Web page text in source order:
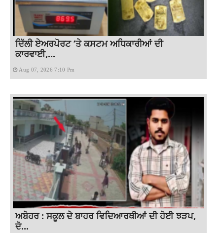
ਦਿੱਲੀ ਏਅਰਪੋਰਟ ‘ਤੇ ਕਸਟਮ ਅਧਿਕਾਰੀਆਂ ਦੀ
ਕਾਰਵਾਈ,...
Aug 07, 2026 7:10 Pm
ਅਬੋਹਰ : ਸਕੂਲ ਦੇ ਬਾਹਰ ਵਿਦਿਆਰਥੀਆਂ ਦੀ ਹੋਈ ਝੜਪ,
ਦੋ...